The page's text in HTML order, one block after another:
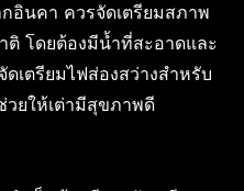
อินคา ควรจัดเตรียมสภาพ
ติ โดยต้องมีน้ำที่สะอาดและ
เตรียมไฟส่องสว่างสำหรับ
ยให้เต่ามีสุขภาพดี